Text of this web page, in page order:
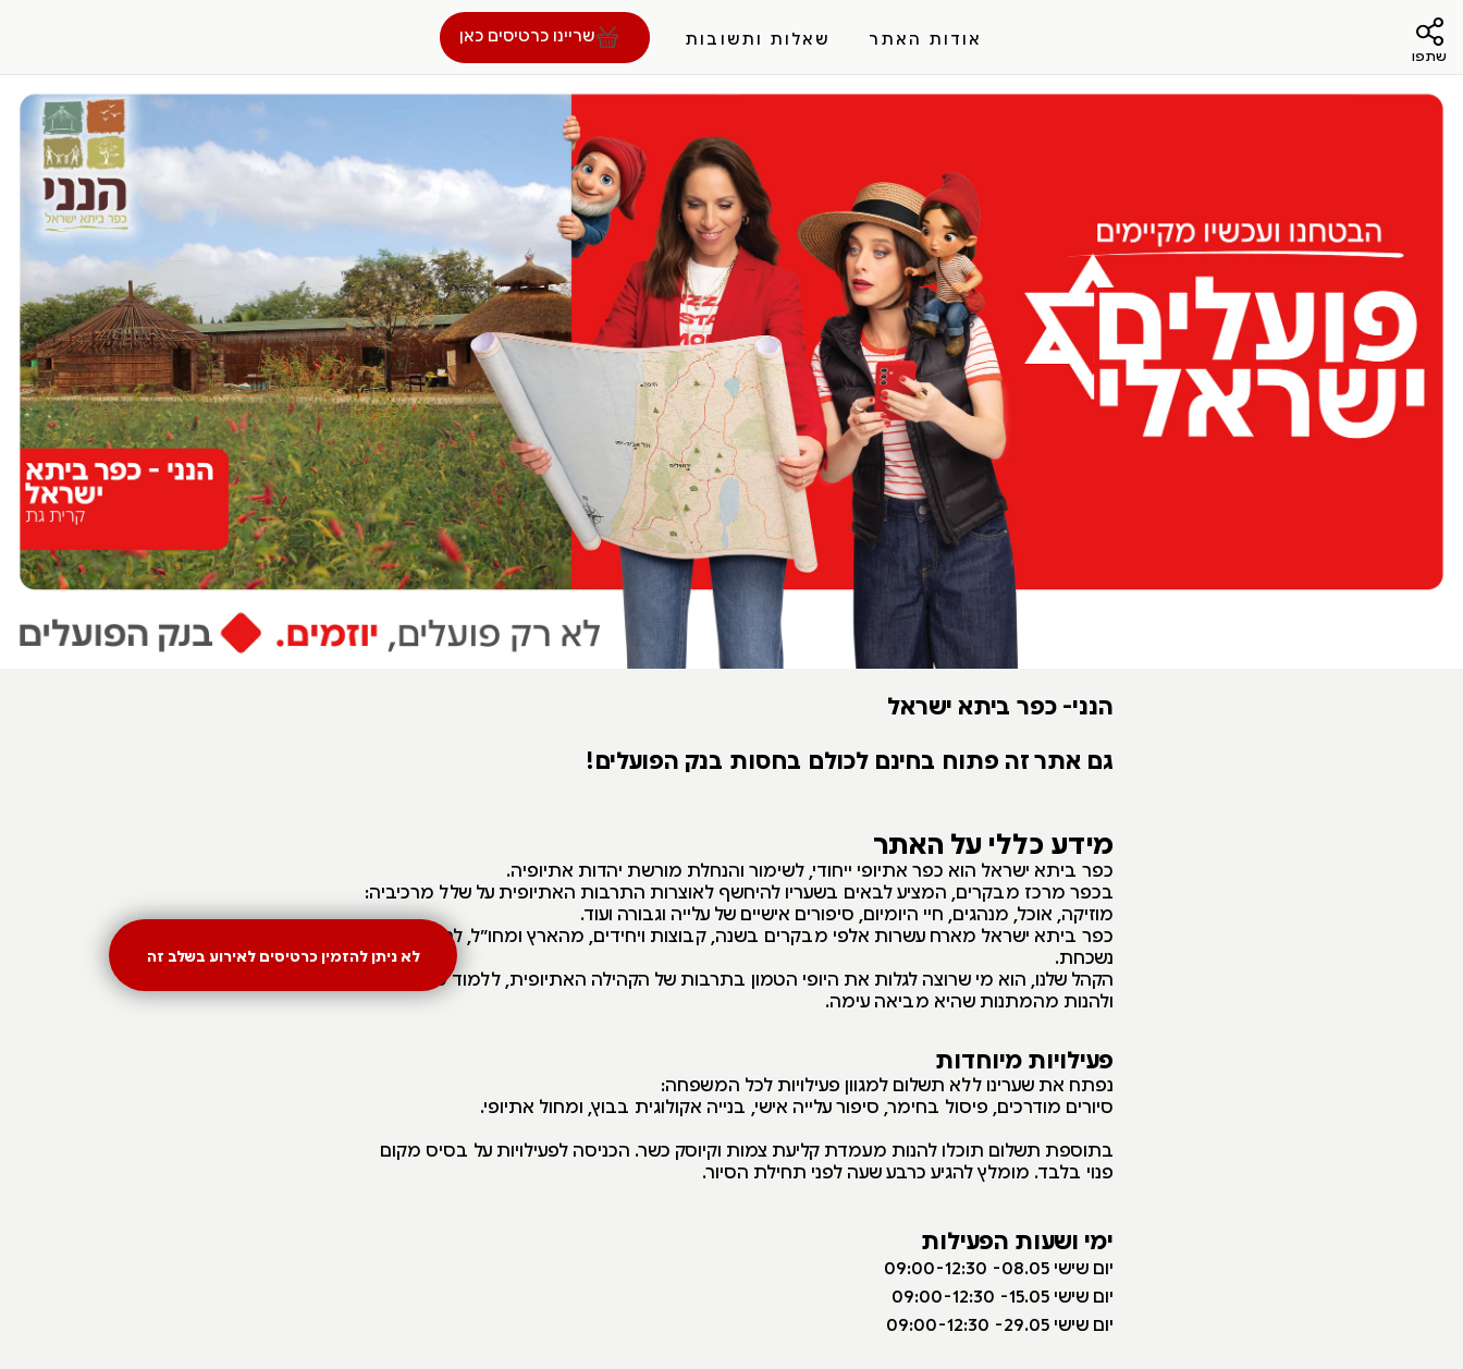
שתפו
אודות האתר שאלות ותשובות שריינו כרטיסים כאן
הפרופיל שלי
התנתק
הנני- כפר ביתא ישראל
גם אתר זה פתוח בחינם לכולם בחסות בנק הפועלים!
מידע כללי על האתר
כפר ביתא ישראל הוא כפר אתיופי ייחודי, לשימור והנחלת מורשת יהדות אתיופיה.
בכפר מרכז מבקרים, המציע לבאים בשעריו להיחשף לאוצרות התרבות האתיופית על שלל מרכיביה:
מוזיקה, אוכל, מנהגים, חיי היומיום, סיפורים אישיים של עלייה וגבורה ועוד.
כפר ביתא ישראל מארח עשרות אלפי מבקרים בשנה, קבוצות ויחידים, מהארץ ומחו״ל, לחוויה בלתי
נשכחת.
הקהל שלנו, הוא מי שרוצה לגלות את היופי הטמון בתרבות של הקהילה האתיופית, ללמוד ממנה
ולהנות מהמתנות שהיא מביאה עימה.
פעילויות מיוחדות
נפתח את שערינו ללא תשלום למגוון פעילויות לכל המשפחה:
סיורים מודרכים, פיסול בחימר, סיפור עלייה אישי, בנייה אקולוגית בבוץ, ומחול אתיופי.
בתוספת תשלום תוכלו להנות מעמדת קליעת צמות וקיוסק כשר. הכניסה לפעילויות על בסיס מקום
פנוי בלבד. מומלץ להגיע כרבע שעה לפני תחילת הסיור.
ימי ושעות הפעילות
יום שישי 08.05- 09:00-12:30
יום שישי 15.05- 09:00-12:30
יום שישי 29.05- 09:00-12:30
לא ניתן להזמין כרטיסים לאירוע בשלב זה